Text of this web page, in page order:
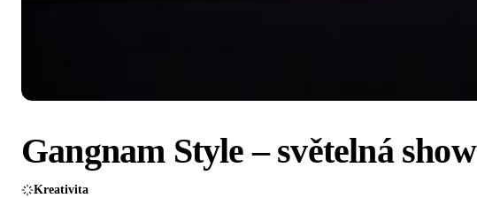
Gangnam Style – světelná show
Kreativita